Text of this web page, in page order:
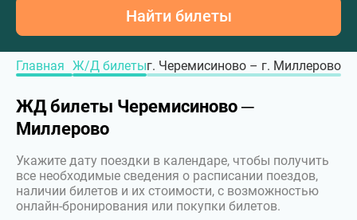
Найти билеты
Главная Ж/Д билетыг. Черемисиново – г. Миллерово
ЖД билеты Черемисиново ─
Миллерово
Укажите дату поездки в календаре, чтобы получить
все необходимые сведения о расписании поездов,
наличии билетов и их стоимости, с возможностью
онлайн-бронирования или покупки билетов.